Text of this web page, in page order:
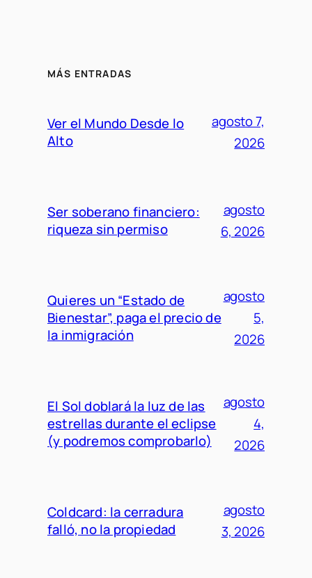
MÁS ENTRADAS
Ver el Mundo Desde lo
Alto
agosto 7,
2026
Ser soberano financiero:
riqueza sin permiso
agosto
6, 2026
Quieres un “Estado de
Bienestar”, paga el precio de
la inmigración
agosto
5,
2026
El Sol doblará la luz de las
estrellas durante el eclipse
(y podremos comprobarlo)
agosto
4,
2026
Coldcard: la cerradura
falló, no la propiedad
agosto
3, 2026